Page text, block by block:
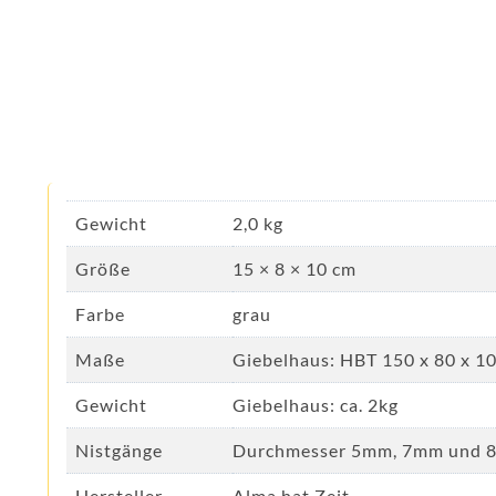
Gewicht 2,0 kg
Größe 15 × 8 × 10 cm
Farbe grau
Maße Giebelhaus: HBT 150 x 80 x
Gewicht Giebelhaus: ca. 2kg
Nistgänge Durchmesser 5mm, 7mm und